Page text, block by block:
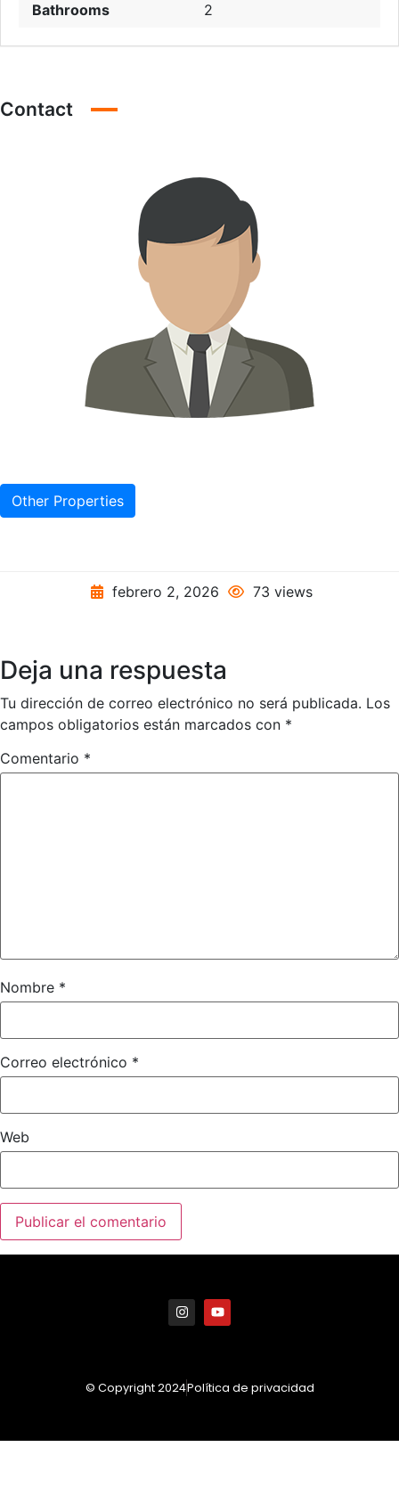
Bathrooms
2
Contact
Other Properties
febrero 2, 2026 73 views
Deja una respuesta
Tu dirección de correo electrónico no será publicada. Los
campos obligatorios están marcados con *
Comentario *
Nombre *
Correo electrónico *
Web
© Copyright 2024Política de privacidad